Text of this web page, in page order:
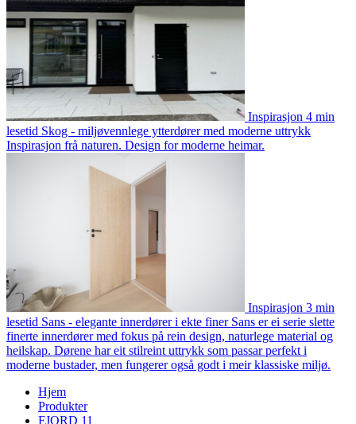
Inspirasjon 4 min
lesetid Skog - miljøvennlege ytterdører med moderne uttrykk
Inspirasjon frå naturen. Design for moderne heimar.
Inspirasjon 3 min
lesetid Sans - elegante innerdører i ekte finer Sans er ei serie slette
finerte innerdører med fokus på rein design, naturlege material og
heilskap. Dørene har eit stilreint uttrykk som passar perfekt i
moderne bustader, men fungerer også godt i meir klassiske miljø.
Hjem
Produkter
FJORD 11